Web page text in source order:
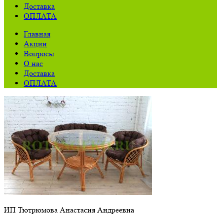
Доставка
ОПЛАТА
Главная
Акции
Вопросы
О нас
Доставка
ОПЛАТА
ИП Тютрюмова Анастасия Андреевна